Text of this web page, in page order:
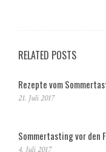
RELATED POSTS
Rezepte vom
21. Juli 2017
Sommertasting vor den
4. Juli 2017